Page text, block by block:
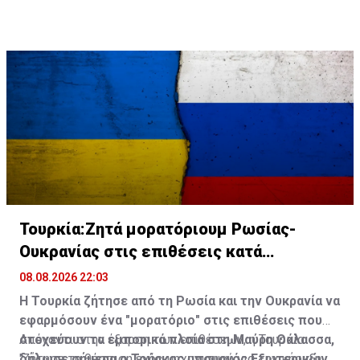
Τουρκία:Ζητά μορατόριουμ Ρωσίας-
Ουκρανίας στις επιθέσεις κατά
εμπορικών πλοίων
08.08.2026 22:03
Η Τουρκία ζήτησε από τη Ρωσία και την Ουκρανία να
εφαρμόσουν ένα "μορατόριο" στις επιθέσεις που
στοχεύουν τα εμπορικά πλοία στη Μαύρη Θάλασσα,
Απέναντι στην έξαρση των επιθέσεων, η Τουρκία